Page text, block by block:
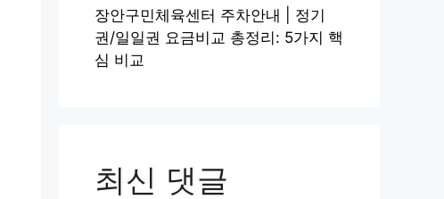
장안구민체육센터 주차안내 | 정기
권/일일권 요금비교 총정리: 5가지 핵
심 비교
최신 댓글